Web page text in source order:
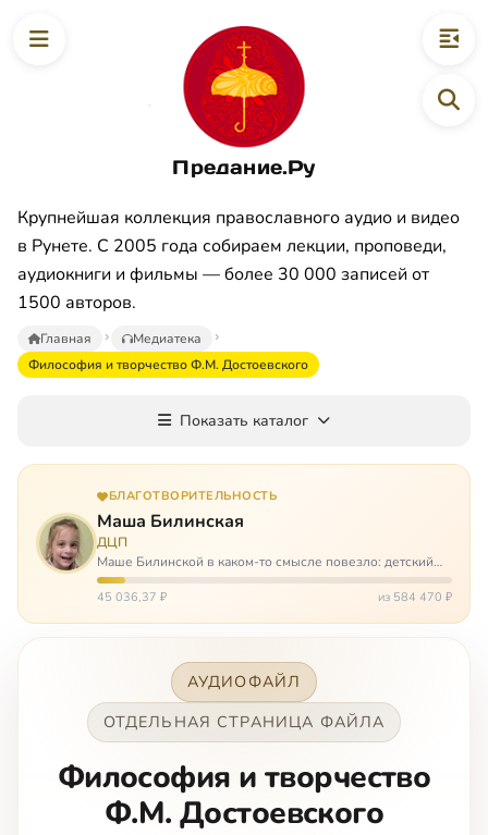
Предание.Ру
Крупнейшая коллекция православного аудио и видео
в Рунете. С 2005 года собираем лекции, проповеди,
аудиокниги и фильмы — более 30 000 записей от
1500 авторов.
Главная
Медиатека
Философия и творчество Ф.М. Достоевского
Показать каталог
БЛАГОТВОРИТЕЛЬНОСТЬ
Маша Билинская
ДЦП
Маше Билинской в каком-то смысле повезло: детский
церебральный паралич зацепил её не очень сильно. Но
всё-таки есть диагноз и есть немалые проблемы – Маша
45 036,37 ₽ из 584 470 ₽
АУДИОФАЙЛ
ОТДЕЛЬНАЯ СТРАНИЦА ФАЙЛА
Философия и творчество
Ф.М. Достоевского